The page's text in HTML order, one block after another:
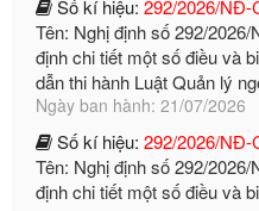
định chi tiết một số điều và
dẫn thi hành Luật Quản lý
Ngày ban hành: 21/07/2026
Số kí hiệu:292/2026/NĐ-
Tên: Nghị định số 292/
định chi tiết một số điều và
dẫn thi hành Luật Quản lý
Ngày ban hành: 21/07/2026